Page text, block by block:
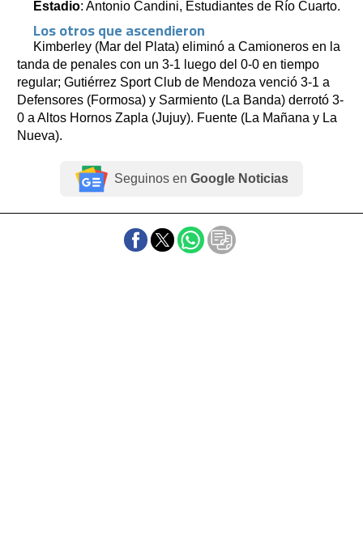
Estadio: Antonio Candini, Estudiantes de Río Cuarto.
Los otros que ascendieron
Kimberley (Mar del Plata) eliminó a Camioneros en la
tanda de penales con un 3-1 luego del 0-0 en tiempo
regular; Gutiérrez Sport Club de Mendoza venció 3-1 a
Defensores (Formosa) y Sarmiento (La Banda) derrotó 3-
0 a Altos Hornos Zapla (Jujuy). Fuente (La Mañana y La
Nueva).
Seguinos en Google Noticias